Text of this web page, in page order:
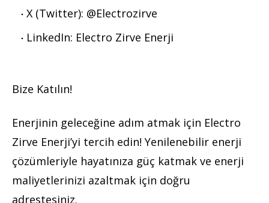
X (Twitter): @Electrozirve
LinkedIn: Electro Zirve Enerji
Bize Katılın!
Enerjinin geleceğine adım atmak için Electro
Zirve Enerji’yi tercih edin! Yenilenebilir enerji
çözümleriyle hayatınıza güç katmak ve enerji
maliyetlerinizi azaltmak için doğru
adrestesiniz.